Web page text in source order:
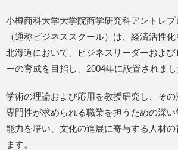
小樽商科大学大学院商学研究科アントレ
（通称ビジネススクール）は、経済活性
北海道において、ビジネスリーダーおよ
ーの育成を目指し、2004年に設置されまし
学術の理論および応用を教授研究し、そ
専門性が求められる職業を担うための深
能力を培い、文化の進展に寄与する人材
ます。